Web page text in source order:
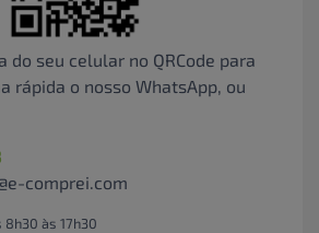
do seu celular no QRCode para
rápida o nosso WhatsApp, ou
comprei.com
8h30 às 17h30